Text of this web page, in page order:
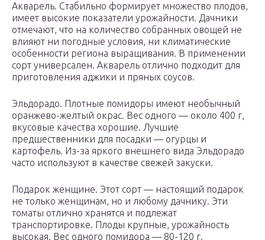
Акварель. Стабильно формирует множество плодов,
имеет высокие показатели урожайности. Дачники
отмечают, что на количество собранных овощей не
влияют ни погодные условия, ни климатические
особенности региона выращивания. В применении
сорт универсален. Акварель отлично подходит для
приготовления аджики и пряных соусов.
Эльдорадо. Плотные помидоры имеют необычный
оранжево-желтый окрас. Вес одного — около 400 г,
вкусовые качества хорошие. Лучшие
предшественники для посадки — огурцы и
картофель. Из-за яркого внешнего вида Эльдорадо
часто используют в качестве свежей закуски.
Подарок женщине. Этот сорт — настоящий подарок
не только женщинам, но и любому дачнику. Эти
томаты отлично хранятся и подлежат
транспортировке. Плоды крупные, урожайность
высокая. Вес одного помидора — 80-120 г.